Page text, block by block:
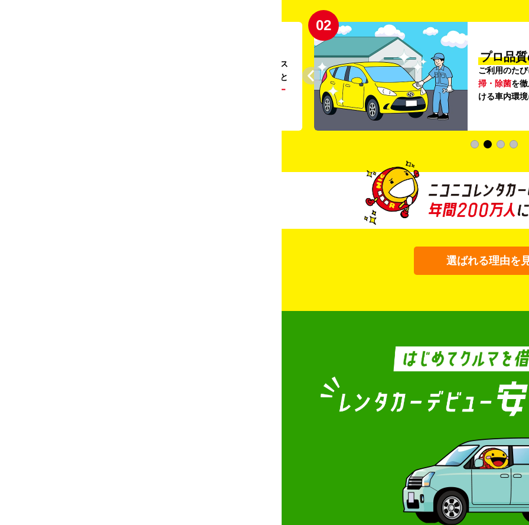
。ガソリンス
タンドや整備工場の既存インフラを活用すること
リー
02
プロ品
ご利用のた
掃・除菌を
ける車内環
選ばれる理由を